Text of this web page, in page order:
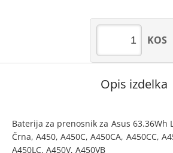
KOS
Opis izdelka
Baterija za prenosnik za Asus 63.36Wh
Črna, A450, A450C, A450CA, A450CC,
A450LC, A450V, A450VB